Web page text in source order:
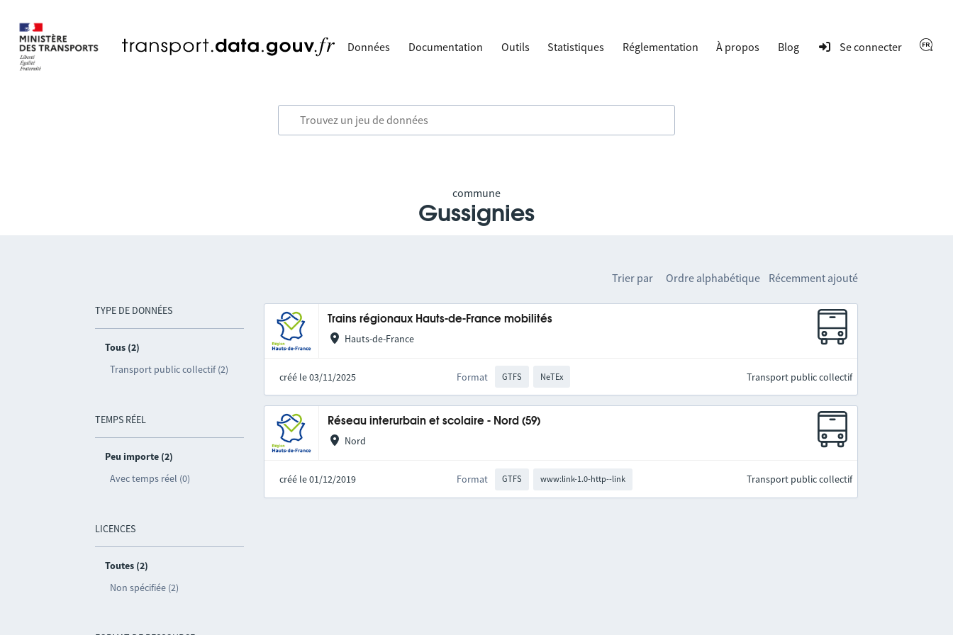
Données Documentation Outils Statistiques Réglementation À propos Blog Se connecter
commune
Gussignies
TYPE DE DONNÉES
Tous (2)
Transport public collectif (2)
TEMPS RÉEL
Peu importe (2)
Avec temps réel (0)
LICENCES
Toutes (2)
Non spécifiée (2)
Trier par Ordre alphabétique Récemment ajouté
Trains régionaux Hauts-de-France mobilités
Hauts-de-France
créé le 03/11/2025 Format GTFS NeTEx Transport public collectif
Réseau interurbain et scolaire - Nord (59)
Nord
créé le 01/12/2019 Format GTFS www:link-1.0-http--link Transport public collectif